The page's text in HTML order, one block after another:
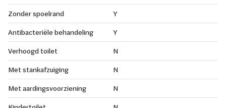
Zonder spoelrand
Y
Antibacteriële behandeling
Y
Verhoogd toilet
N
Met stankafzuiging
N
Met aardingsvoorziening
N